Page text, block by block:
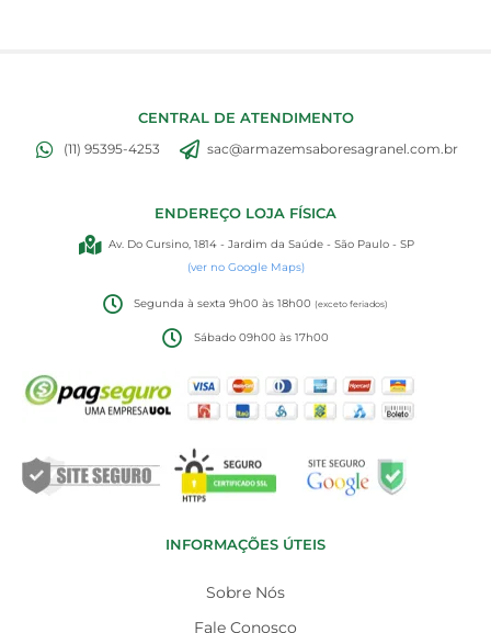
CENTRAL DE ATENDIMENTO
(11) 95395-4253 sac@armazemsaboresagranel.com.br
ENDEREÇO LOJA FÍSICA
Av. Do Cursino, 1814 - Jardim da Saúde - São Paulo - SP
(ver no Google Maps)
Segunda à sexta 9h00 às 18h00(exceto feriados)
Sábado 09h00 às 17h00
INFORMAÇÕES ÚTEIS
Sobre Nós
Fale Conosco